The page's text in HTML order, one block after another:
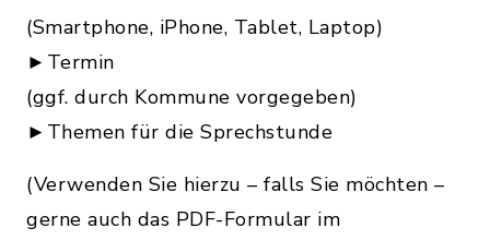
(Smartphone, iPhone, Tablet, Laptop)
►Termin
(ggf. durch Kommune vorgegeben)
►Themen für die Sprechstunde
(Verwenden Sie hierzu – falls Sie möchten –
gerne auch das PDF-Formular im